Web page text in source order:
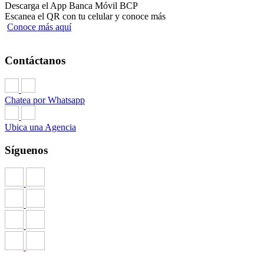
Descarga el App Banca Móvil BCP
Escanea el QR con tu celular y conoce más
Conoce más aquí
Contáctanos
Chatea por Whatsapp
Ubica una Agencia
Síguenos